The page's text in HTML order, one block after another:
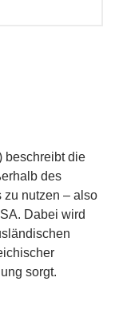
beschreibt die
des
zu nutzen – also
Dabei wird
sorgt.